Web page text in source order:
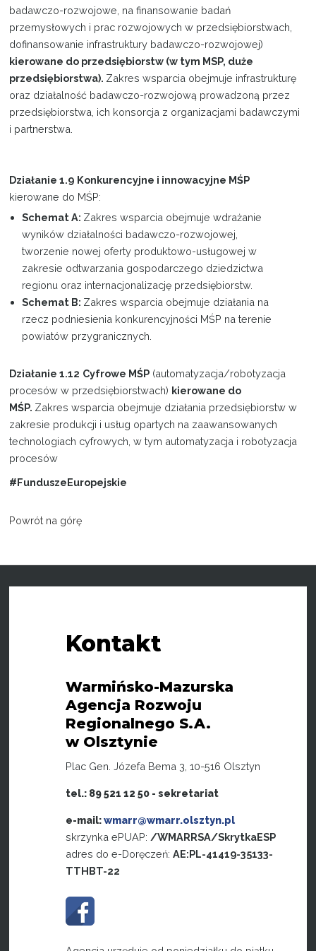
badawczo-rozwojowe, na finansowanie badań
przemysłowych i prac rozwojowych w przedsiębiorstwach,
dofinansowanie infrastruktury badawczo-rozwojowej)
kierowane do przedsiębiorstw (w tym MSP, duże
przedsiębiorstwa). Zakres wsparcia obejmuje infrastrukturę
oraz działalność badawczo-rozwojową prowadzoną przez
przedsiębiorstwa, ich konsorcja z organizacjami badawczymi
i partnerstwa.
Działanie 1.9 Konkurencyjne i innowacyjne MŚP
kierowane do MŚP:
Schemat A: Zakres wsparcia obejmuje wdrażanie
wyników działalności badawczo-rozwojowej,
tworzenie nowej oferty produktowo-usługowej w
zakresie odtwarzania gospodarczego dziedzictwa
regionu oraz internacjonalizację przedsiębiorstw.
Schemat B: Zakres wsparcia obejmuje działania na
rzecz podniesienia konkurencyjności MŚP na terenie
powiatów przygranicznych.
Działanie 1.12 Cyfrowe MŚP (automatyzacja/robotyzacja
procesów w przedsiębiorstwach) kierowane do
MŚP. Zakres wsparcia obejmuje działania przedsiębiorstw w
zakresie produkcji i usług opartych na zaawansowanych
technologiach cyfrowych, w tym automatyzacja i robotyzacja
procesów
#FunduszeEuropejskie
Powrót na górę
Kontakt
Warmińsko-Mazurska
Agencja Rozwoju
Regionalnego S.A.
w Olsztynie
Plac Gen. Józefa Bema 3, 10-516 Olsztyn
tel.: 89 521 12 50 - sekretariat
e-mail:wmarr@wmarr.olsztyn.pl
skrzynka ePUAP:/WMARRSA/SkrytkaESP
adres do e-Doręczeń:AE:PL-41419-35133-
TTHBT-22